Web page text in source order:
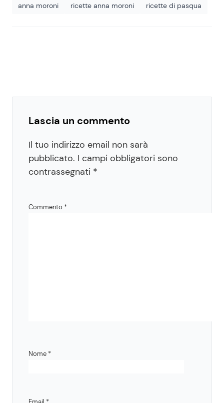
anna moroni ricette anna moroni ricette di pasqua
Lascia un commento
Il tuo indirizzo email non sarà
pubblicato. I campi obbligatori sono
contrassegnati *
Commento *
Nome *